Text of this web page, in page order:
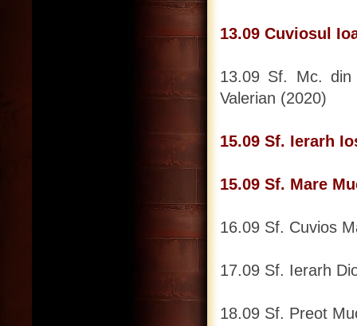
13.09 Cuviosul
13.09 Sf. Mc. din
Valerian (2020)
15.09 Sf. Ierarh
15.09 Sf. Mare
16.09 Sf. Cuvios
17.09 Sf. Ierarh
18.09 Sf. Preot